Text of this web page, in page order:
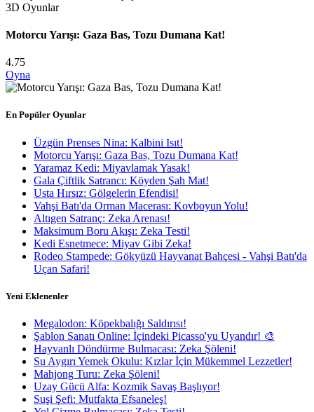
3D Oyunlar
Motorcu Yarışı: Gaza Bas, Tozu Dumana Kat!
4.75
Oyna
En Popüler Oyunlar
Üzgün Prenses Nina: Kalbini Isıt!
Motorcu Yarışı: Gaza Bas, Tozu Dumana Kat!
Yaramaz Kedi: Miyavlamak Yasak!
Gala Çiftlik Satrancı: Köyden Şah Mat!
Usta Hırsız: Gölgelerin Efendisi!
Vahşi Batı'da Orman Macerası: Kovboyun Yolu!
Altıgen Satranç: Zeka Arenası!
Maksimum Boru Akışı: Zeka Testi!
Kedi Esnetmece: Miyav Gibi Zeka!
Rodeo Stampede: Gökyüzü Hayvanat Bahçesi - Vahşi Batı'da
Uçan Safari!
Yeni Eklenenler
Megalodon: Köpekbalığı Saldırısı!
Şablon Sanatı Online: İçindeki Picasso'yu Uyandır! 🎨
Hayvanlı Döndürme Bulmacası: Zeka Şöleni!
Su Aygırı Yemek Okulu: Kızlar İçin Mükemmel Lezzetler!
Mahjong Turu: Zeka Şöleni!
Uzay Gücü Alfa: Kozmik Savaş Başlıyor!
Suşi Şefi: Mutfakta Efsaneleş!